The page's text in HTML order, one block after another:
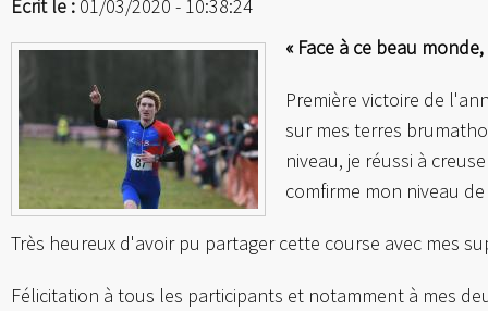
Ecrit le : 01/03/2020 - 10:38:24
« Face à ce beau
Première victoire de
sur mes terres
niveau, je réussi à
comfirme mon niveau
Très heureux d'avoir pu partager cette course avec mes
Félicitation à tous les participants et notamment à mes